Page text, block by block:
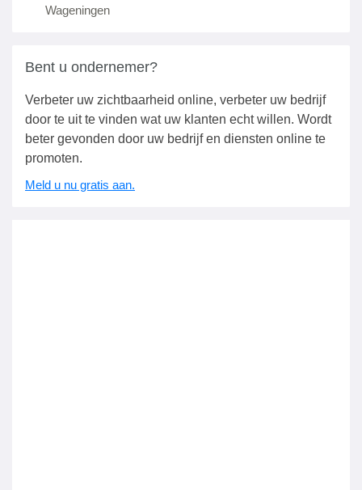
Wageningen
Bent u ondernemer?
Verbeter uw zichtbaarheid online, verbeter uw bedrijf
door te uit te vinden wat uw klanten echt willen. Wordt
beter gevonden door uw bedrijf en diensten online te
promoten.
Meld u nu gratis aan.